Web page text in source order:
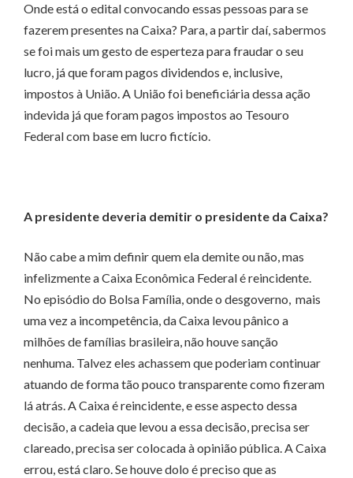
Onde está o edital convocando essas pessoas para se
fazerem presentes na Caixa? Para, a partir daí, sabermos
se foi mais um gesto de esperteza para fraudar o seu
lucro, já que foram pagos dividendos e, inclusive,
impostos à União. A União foi beneficiária dessa ação
indevida já que foram pagos impostos ao Tesouro
Federal com base em lucro fictício.
A presidente deveria demitir o presidente da Caixa?
Não cabe a mim definir quem ela demite ou não, mas
infelizmente a Caixa Econômica Federal é reincidente.
No episódio do Bolsa Família, onde o desgoverno, mais
uma vez a incompetência, da Caixa levou pânico a
milhões de famílias brasileira, não houve sanção
nenhuma. Talvez eles achassem que poderiam continuar
atuando de forma tão pouco transparente como fizeram
lá atrás. A Caixa é reincidente, e esse aspecto dessa
decisão, a cadeia que levou a essa decisão, precisa ser
clareado, precisa ser colocada à opinião pública. A Caixa
errou, está claro. Se houve dolo é preciso que as